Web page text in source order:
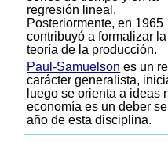
regresión lineal.
Posteriormente, en 1965
contribuyó a formalizar la
teoría de la producción.
Paul-Samuelson es un
carácter generalista,
luego se orienta a ideas
economía es un deber
año de esta disciplina.